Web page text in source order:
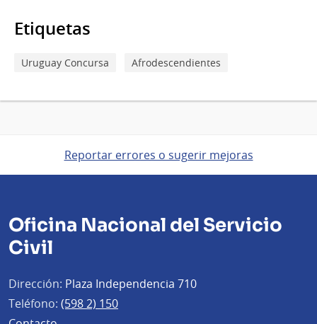
Etiquetas
Uruguay Concursa Afrodescendientes
Reportar errores o sugerir mejoras
Oficina Nacional del Servicio
Civil
Dirección: Plaza Independencia 710
Teléfono: (598 2) 150